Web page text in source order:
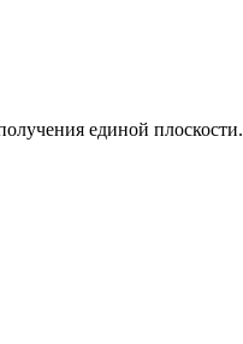
единой плоскости.